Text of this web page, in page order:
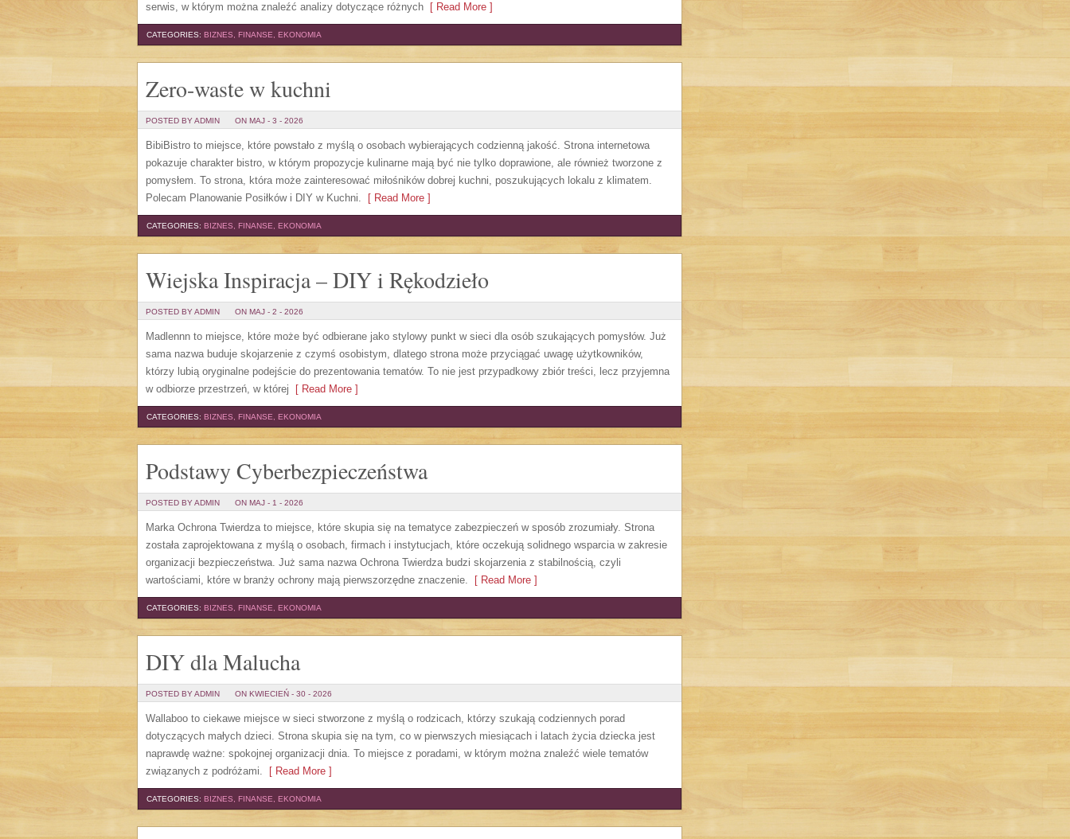
serwis, w którym można znaleźć analizy dotyczące różnych [ Read More ]
CATEGORIES: BIZNES, FINANSE, EKONOMIA
Zero-waste w kuchni
POSTED BY ADMIN ON MAJ - 3 - 2026
BibiBistro to miejsce, które powstało z myślą o osobach wybierających codzienną jakość. Strona internetowa
pokazuje charakter bistro, w którym propozycje kulinarne mają być nie tylko doprawione, ale również tworzone z
pomysłem. To strona, która może zainteresować miłośników dobrej kuchni, poszukujących lokalu z klimatem.
Polecam Planowanie Posiłków i DIY w Kuchni. [ Read More ]
CATEGORIES: BIZNES, FINANSE, EKONOMIA
Wiejska Inspiracja – DIY i Rękodzieło
POSTED BY ADMIN ON MAJ - 2 - 2026
Madlennn to miejsce, które może być odbierane jako stylowy punkt w sieci dla osób szukających pomysłów. Już
sama nazwa buduje skojarzenie z czymś osobistym, dlatego strona może przyciągać uwagę użytkowników,
którzy lubią oryginalne podejście do prezentowania tematów. To nie jest przypadkowy zbiór treści, lecz przyjemna
w odbiorze przestrzeń, w której [ Read More ]
CATEGORIES: BIZNES, FINANSE, EKONOMIA
Podstawy Cyberbezpieczeństwa
POSTED BY ADMIN ON MAJ - 1 - 2026
Marka Ochrona Twierdza to miejsce, które skupia się na tematyce zabezpieczeń w sposób zrozumiały. Strona
została zaprojektowana z myślą o osobach, firmach i instytucjach, które oczekują solidnego wsparcia w zakresie
organizacji bezpieczeństwa. Już sama nazwa Ochrona Twierdza budzi skojarzenia z stabilnością, czyli
wartościami, które w branży ochrony mają pierwszorzędne znaczenie. [ Read More ]
CATEGORIES: BIZNES, FINANSE, EKONOMIA
DIY dla Malucha
POSTED BY ADMIN ON KWIECIEŃ - 30 - 2026
Wallaboo to ciekawe miejsce w sieci stworzone z myślą o rodzicach, którzy szukają codziennych porad
dotyczących małych dzieci. Strona skupia się na tym, co w pierwszych miesiącach i latach życia dziecka jest
naprawdę ważne: spokojnej organizacji dnia. To miejsce z poradami, w którym można znaleźć wiele tematów
związanych z podróżami. [ Read More ]
CATEGORIES: BIZNES, FINANSE, EKONOMIA